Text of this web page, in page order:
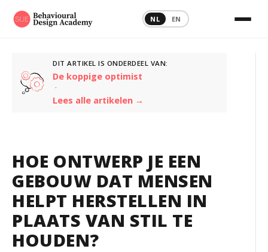
NL EN
DIT ARTIKEL IS ONDERDEEL VAN:
De koppige optimist
·
Lees alle artikelen →
HOE ONTWERP JE EEN
GEBOUW DAT MENSEN
HELPT HERSTELLEN IN
PLAATS VAN STIL TE
HOUDEN?